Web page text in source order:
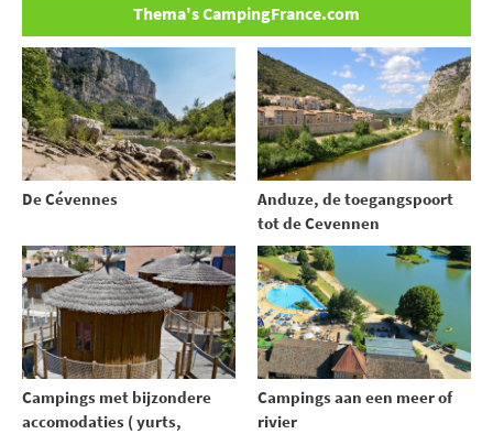
Thema's CampingFrance.com
De Cévennes
Anduze, de toegangspoort
tot de Cevennen
Campings met bijzondere
accomodaties ( yurts,
Campings aan een meer of
rivier